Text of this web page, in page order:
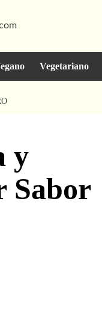
Vegetariano
y
Sabor